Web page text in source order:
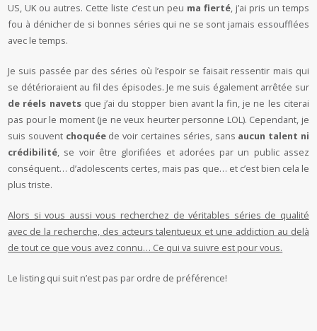
US, UK ou autres. Cette liste c’est un peu ma fierté , j’ai pris un temps
fou à dénicher de si bonnes séries qui ne se sont jamais essoufflées
avec le temps.
Je suis passée par des séries où l’espoir se faisait ressentir mais qui
se détérioraient au fil des épisodes. Je me suis également arrêtée sur
de réels navetsque j’ai du stopper bien avant la fin, je ne les citerai
pas pour le moment (je ne veux heurter personne LOL). Cependant, je
suis souvent choquéede voir certaines séries, sans aucun talent ni
crédibilité , se voir être glorifiées et adorées par un public assez
conséquent… d’adolescents certes, mais pas que… et c’est bien cela le
plus triste.
Alors si vous aussi vous recherchez de véritables séries de qualité
avec de la recherche, des acteurs talentueux et une addiction au delà
de tout ce que vous avez connu… Ce qui va suivre est pour vous.
Le listing qui suit n’est pas par ordre de préférence!